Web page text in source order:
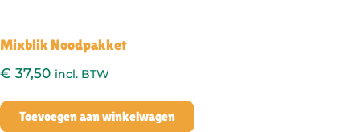
Mixblik Noodpakket
€ 37,50 incl. BTW
Toevoegen aan winkelwagen